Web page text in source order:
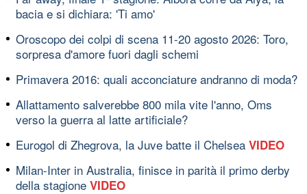
bacia e si dichiara: 'Ti amo'
Oroscopo dei colpi di scena 11-20 agosto 2026: Toro,
sorpresa d'amore fuori dagli schemi
Primavera 2016: quali acconciature andranno di moda?
Allattamento salverebbe 800 mila vite l'anno, Oms
verso la guerra al latte artificiale?
Eurogol di Zhegrova, la Juve batte il Chelsea VIDEO
Milan-Inter in Australia, finisce in parità il primo derby
della stagione VIDEO